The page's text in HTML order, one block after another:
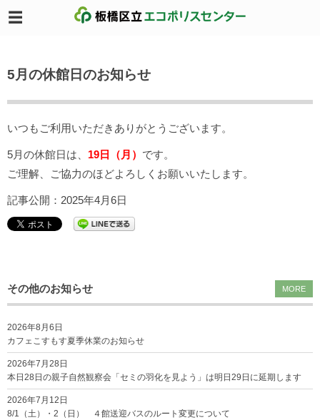
5月の休館日のお知らせ
いつもご利用いただきありがとうございます。
5月の休館日は、 19日（月） です。
ご理解、ご協力のほどよろしくお願いいたします。
記事公開：2025年4月6日
その他のお知らせ
2026年8月6日
カフェこすもす夏季休業のお知らせ
2026年7月28日
本日28日の親子自然観察会「セミの羽化を見よう」は明日29日に延期します
2026年7月12日
8/1（土）・2（日） ４館送迎バスのルート変更について
MORE